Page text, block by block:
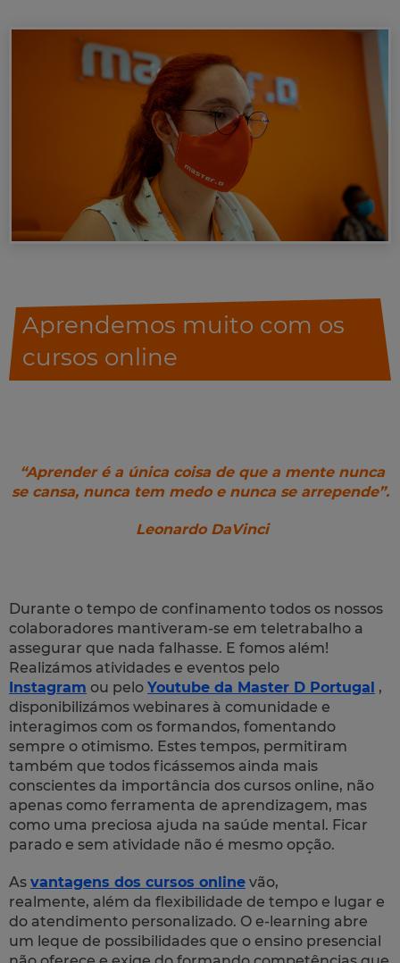
Aprendemos muito com os
cursos online
“Aprender é a única coisa de que a mente nunca
se cansa, nunca tem medo e nunca se arrepende”.
Leonardo DaVinci
Durante o tempo de confinamento todos os nossos
colaboradores mantiveram-se em teletrabalho a
assegurar que nada falhasse. E fomos além!
Realizámos atividades e eventos pelo
Instagram ou pelo Youtube da Master D Portugal ,
disponibilizámos webinares à comunidade e
interagimos com os formandos, fomentando
sempre o otimismo. Estes tempos, permitiram
também que todos ficássemos ainda mais
conscientes da importância dos cursos online, não
apenas como ferramenta de aprendizagem, mas
como uma preciosa ajuda na saúde mental. Ficar
parado e sem atividade não é mesmo opção.
As vantagens dos cursos online vão,
realmente, além da flexibilidade de tempo e lugar e
do atendimento personalizado. O e-learning abre
um leque de possibilidades que o ensino presencial